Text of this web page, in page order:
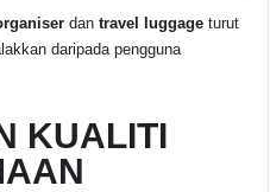
dantravel luggage turut
daripada pengguna
KUALITI